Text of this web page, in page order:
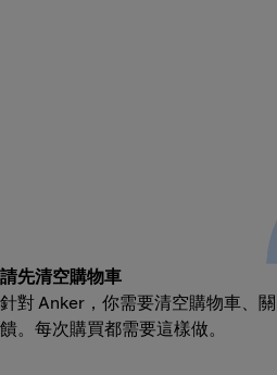
請先清空購物車
針對 Anker，你需要清空購物車、
饋。每次購買都需要這樣做。